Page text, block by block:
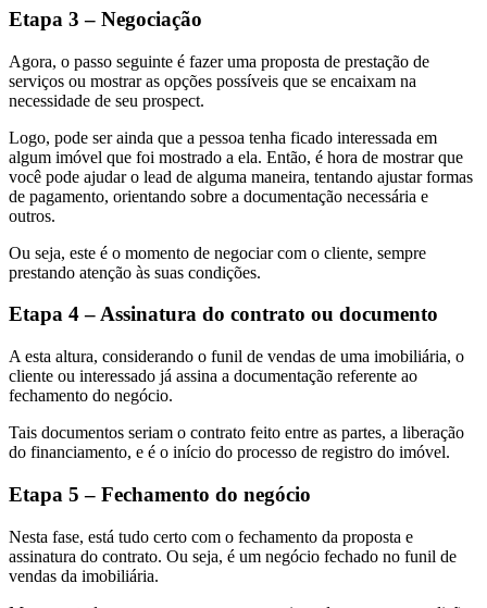
Etapa 3 – Negociação
Agora, o passo seguinte é fazer uma proposta de prestação de
serviços ou mostrar as opções possíveis que se encaixam na
necessidade de seu prospect.
Logo, pode ser ainda que a pessoa tenha ficado interessada em
algum imóvel que foi mostrado a ela. Então, é hora de mostrar que
você pode ajudar o lead de alguma maneira, tentando ajustar formas
de pagamento, orientando sobre a documentação necessária e
outros.
Ou seja, este é o momento de negociar com o cliente, sempre
prestando atenção às suas condições.
Etapa 4 – Assinatura do contrato ou documento
A esta altura, considerando o funil de vendas de uma imobiliária, o
cliente ou interessado já assina a documentação referente ao
fechamento do negócio.
Tais documentos seriam o contrato feito entre as partes, a liberação
do financiamento, e é o início do processo de registro do imóvel.
Etapa 5 – Fechamento do negócio
Nesta fase, está tudo certo com o fechamento da proposta e
assinatura do contrato. Ou seja, é um negócio fechado no funil de
vendas da imobiliária.